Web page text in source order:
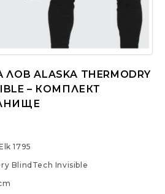
ALASKA THERMODRY
– КОМПЛЕКТ
1795
BlindTech Invisible